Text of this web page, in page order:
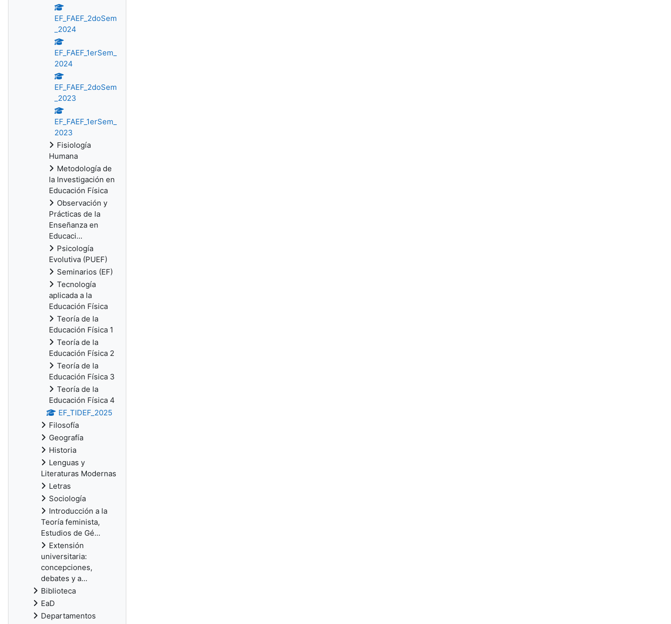
EF_FAEF_2doSem
_2024
EF_FAEF_1erSem_
2024
EF_FAEF_2doSem
_2023
EF_FAEF_1erSem_
2023
Fisiología
Humana
Metodología de
la Investigación en
Educación Física
Observación y
Prácticas de la
Enseñanza en
Educaci...
Psicología
Evolutiva (PUEF)
Seminarios (EF)
Tecnología
aplicada a la
Educación Física
Teoría de la
Educación Física 1
Teoría de la
Educación Física 2
Teoría de la
Educación Física 3
Teoría de la
Educación Física 4
EF_TIDEF_2025
Filosofía
Geografía
Historia
Lenguas y
Literaturas Modernas
Letras
Sociología
Introducción a la
Teoría feminista,
Estudios de Gé...
Extensión
universitaria:
concepciones,
debates y a...
Biblioteca
EaD
Departamentos